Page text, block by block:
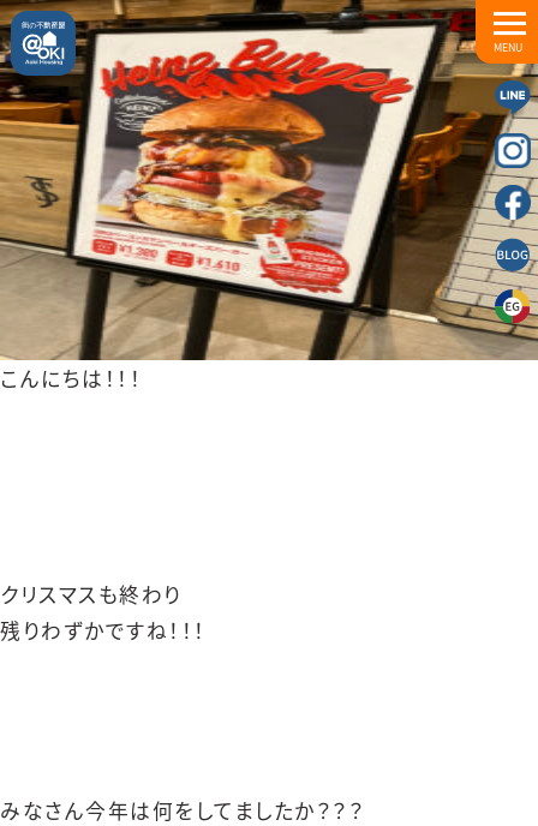
MENU
こんにちは！！！
クリスマスも終わり
残りわずかですね！！！
みなさん今年は何をしてましたか？？？